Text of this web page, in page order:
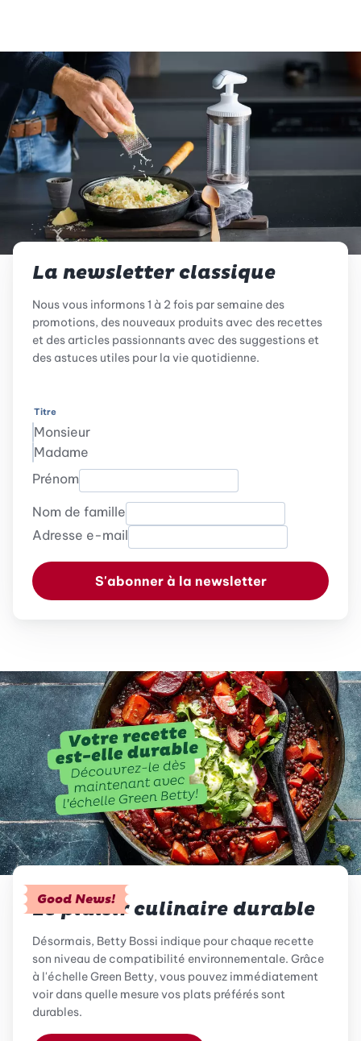
La newsletter classique
Nous vous informons 1 à 2 fois par semaine des
promotions, des nouveaux produits avec des recettes
et des articles passionnants avec des suggestions et
des astuces utiles pour la vie quotidienne.
Titre
Monsieur
Madame
Prénom
Nom de famille
Adresse e-mail
S'abonner à la newsletter
Good News!
Le plaisir culinaire durable
Désormais, Betty Bossi indique pour chaque recette
son niveau de compatibilité environnementale. Grâce
à l'échelle Green Betty, vous pouvez immédiatement
voir dans quelle mesure vos plats préférés sont
durables.